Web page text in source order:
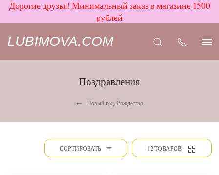
Дорогие друзья! Минимальный заказ в магазине 1500
рублей
LUBIMOVA.COM
Поздравления
Новый год, Рождество
СОРТИРОВАТЬ 12 ТОВАРОВ